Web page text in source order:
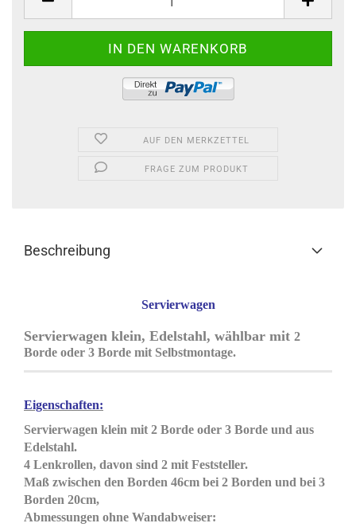
AUF DEN MERKZETTEL
FRAGE ZUM PRODUKT
Beschreibung
Servierwagen
Servierwagen klein, Edelstahl, wählbar mit 2
Borde oder 3 Borde mit Selbstmontage.
Eigenschaften:
Servierwagen klein mit 2 Borde oder 3 Borde und aus
Edelstahl.
4 Lenkrollen, davon sind 2 mit Feststeller.
Maß zwischen den Borden 46cm bei 2 Borden und bei 3
Borden 20cm,
Abmessungen ohne Wandabweiser: